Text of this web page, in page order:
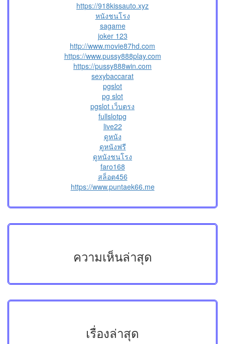
https://918kissauto.xyz
หนังชนโรง
sagame
joker 123
http://www.movie87hd.com
https://www.pussy888play.com
https://pussy888win.com
sexybaccarat
pgslot
pg slot
pgslot เว็บตรง
fullslotpg
live22
ดูหนัง
ดูหนังฟรี
ดูหนังชนโรง
faro168
สล็อต456
https://www.puntaek66.me
ความเห็นล่าสุด
เรื่องล่าสุด